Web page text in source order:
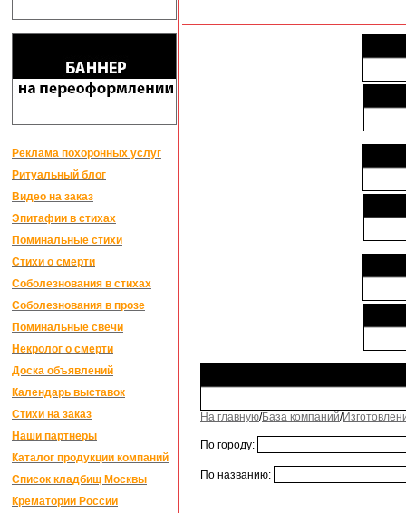
Реклама похоронных услуг
Ритуальный блог
Видео на заказ
Эпитафии в стихах
Поминальные стихи
Стихи о смерти
Соболезнования в стихах
Соболезнования в прозе
Поминальные свечи
Некролог о смерти
Доска объявлений
Календарь выставок
Стихи на заказ
Наши партнеры
Каталог продукции компаний
Список кладбищ Москвы
Крематории России
На главную/База компаний/
По городу:
По названию: